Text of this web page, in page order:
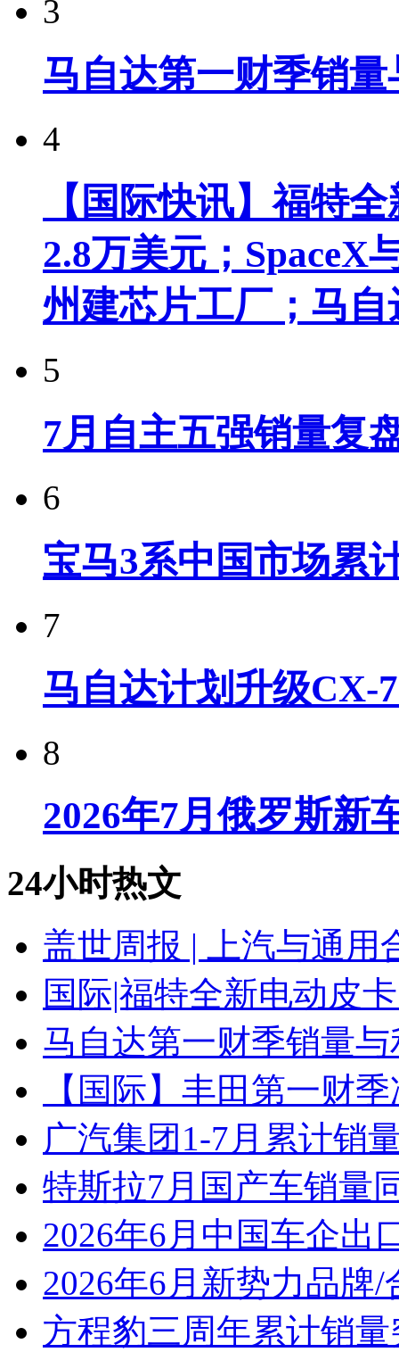
3
马自达第一财季销
4
【国际快讯】福特
2.8万美元；SpaceX
州建芯片工厂；马
5
7月自主五强销量复
6
宝马3系中国市场累
7
马自达计划升级CX-
8
2026年7月俄罗斯新
24小时热文
盖世周报 | 上汽与通用
国际|福特全新电动皮
马自达第一财季销量
【国际】丰田第一财
广汽集团1-7月累计销
特斯拉7月国产车销量
2026年6月中国车企出
2026年6月新势力品牌
方程豹三周年累计销